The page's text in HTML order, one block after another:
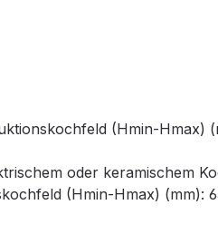
(Hmin-Hmax)
oder keramischem
(Hmin-Hmax) (mm):